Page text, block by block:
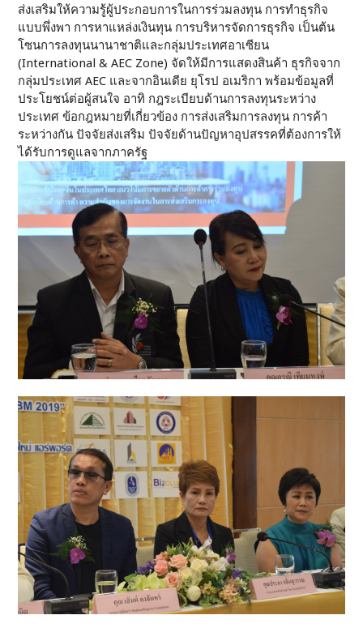
ส่งเสริมให้ความรู้ผู้ประกอบการในการร่วมลงทุน การทำธุรกิจ
แบบพึ่งพา การหาแหล่งเงินทุน การบริหารจัดการธุรกิจ เป็นต้น
โซนการลงทุนนานาชาติและกลุ่มประเทศอาเซียน
(International & AEC Zone) จัดให้มีการแสดงสินค้า ธุรกิจจาก
กลุ่มประเทศ AEC และจากอินเดีย ยุโรป อเมริกา พร้อมข้อมูลที่
ประโยชน์ต่อผู้สนใจ อาทิ กฎระเบียบด้านการลงทุนระหว่าง
ประเทศ ข้อกฎหมายที่เกี่ยวข้อง การส่งเสริมการลงทุน การค้า
ระหว่างกัน ปัจจัยส่งเสริม ปัจจัยด้านปัญหาอุปสรรคที่ต้องการให้
ได้รับการดูแลจากภาครัฐ